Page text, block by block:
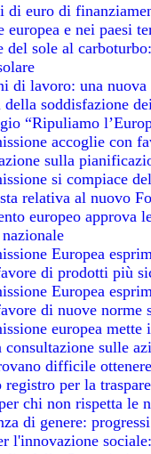
di euro di
europea e nei paesi
del sole al
di lavoro: una
della soddisfazione
“Ripuliamo
accoglie con
sulla
si compiace
relativa al nuovo
europeo approva
Europea
di prodotti più
Europea
di nuove norme
europea
consultazione sulle
difficile
registro per la
chi non rispetta le
di genere:
l'innovazione